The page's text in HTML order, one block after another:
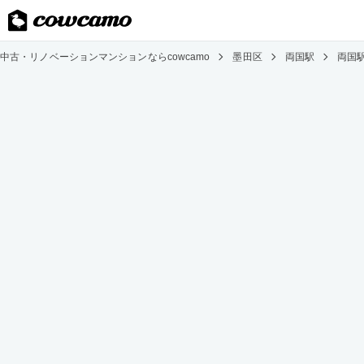
中古・リノベーションマンションならcowcamo 墨田区 両国駅 両国